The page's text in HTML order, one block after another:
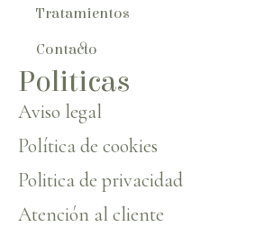
Tratamientos
Contacto
Politicas
Aviso legal
Política de cookies
Politica de privacidad
Atención al cliente